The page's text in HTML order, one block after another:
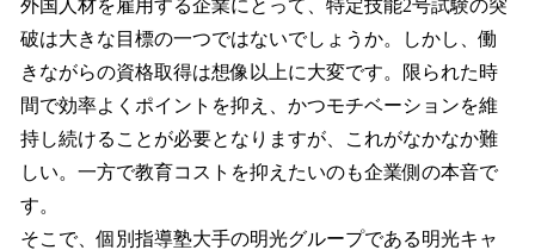
外国人材を雇用する企業にとって、特定技能2号試験の突
破は大きな目標の一つではないでしょうか。しかし、働
きながらの資格取得は想像以上に大変です。限られた時
間で効率よくポイントを抑え、かつモチベーションを維
持し続けることが必要となりますが、これがなかなか難
しい。一方で教育コストを抑えたいのも企業側の本音で
す。
そこで、個別指導塾大手の明光グループである明光キャ